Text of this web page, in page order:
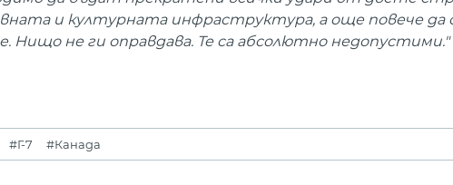
и културната инфраструктура, а още повече да
Нищо не ги оправдава. Те са абсолютно недопустими."
#Г-7 #Канада